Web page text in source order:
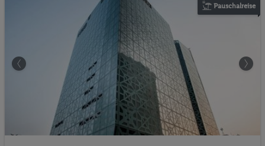
Pauschalreise